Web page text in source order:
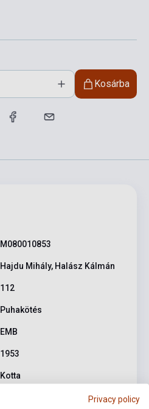
Kosárba
M080010853
Hajdu Mihály, Halász Kálmán
112
Puhakötés
EMB
1953
Kotta
Privacy policy